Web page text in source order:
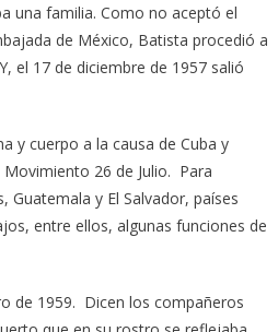
una familia. Como no aceptó el
de México, Batista procedió a
el 17 de diciembre de 1957 salió
y cuerpo a la causa de Cuba y
26 de Julio. Para
Guatemala y El Salvador, países
entre ellos, algunas funciones de
de 1959. Dicen los compañeros